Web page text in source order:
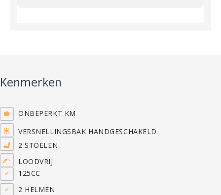
Kenmerken
ONBEPERKT KM
VERSNELLINGSBAK HANDGESCHAKELD
2 STOELEN
LOODVRIJ
125CC
2 HELMEN